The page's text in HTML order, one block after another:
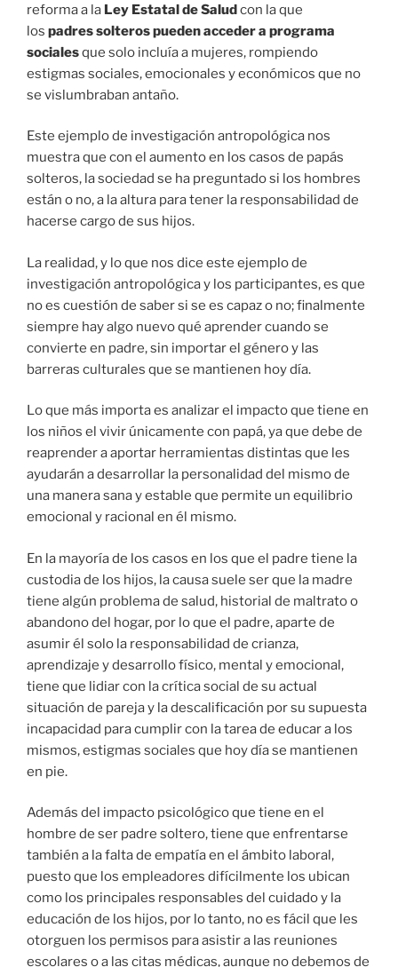
reforma a la Ley Estatal de Saludcon la que
los padres solteros pueden acceder a programa
socialesque solo incluía a mujeres, rompiendo
estigmas sociales, emocionales y económicos que no
se vislumbraban antaño.
Este ejemplo de investigación antropológica nos
muestra que con el aumento en los casos de papás
solteros, la sociedad se ha preguntado si los hombres
están o no, a la altura para tener la responsabilidad de
hacerse cargo de sus hijos.
La realidad, y lo que nos dice este ejemplo de
investigación antropológica y los participantes, es que
no es cuestión de saber si se es capaz o no; finalmente
siempre hay algo nuevo qué aprender cuando se
convierte en padre, sin importar el género y las
barreras culturales que se mantienen hoy día.
Lo que más importa es analizar el impacto que tiene en
los niños el vivir únicamente con papá, ya que debe de
reaprender a aportar herramientas distintas que les
ayudarán a desarrollar la personalidad del mismo de
una manera sana y estable que permite un equilibrio
emocional y racional en él mismo.
En la mayoría de los casos en los que el padre tiene la
custodia de los hijos, la causa suele ser que la madre
tiene algún problema de salud, historial de maltrato o
abandono del hogar, por lo que el padre, aparte de
asumir él solo la responsabilidad de crianza,
aprendizaje y desarrollo físico, mental y emocional,
tiene que lidiar con la crítica social de su actual
situación de pareja y la descalificación por su supuesta
incapacidad para cumplir con la tarea de educar a los
mismos, estigmas sociales que hoy día se mantienen
en pie.
Además del impacto psicológico que tiene en el
hombre de ser padre soltero, tiene que enfrentarse
también a la falta de empatía en el ámbito laboral,
puesto que los empleadores difícilmente los ubican
como los principales responsables del cuidado y la
educación de los hijos, por lo tanto, no es fácil que les
otorguen los permisos para asistir a las reuniones
escolares o a las citas médicas, aunque no debemos de